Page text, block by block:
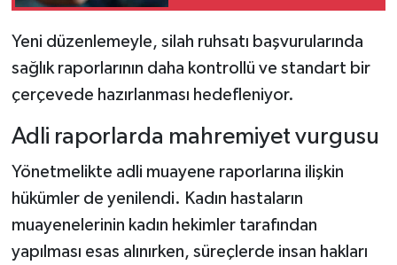
Yeni düzenlemeyle, silah ruhsatı başvurularında
sağlık raporlarının daha kontrollü ve standart bir
çerçevede hazırlanması hedefleniyor.
Adli raporlarda mahremiyet vurgusu
Yönetmelikte adli muayene raporlarına ilişkin
hükümler de yenilendi. Kadın hastaların
muayenelerinin kadın hekimler tarafından
yapılması esas alınırken, süreçlerde insan hakları